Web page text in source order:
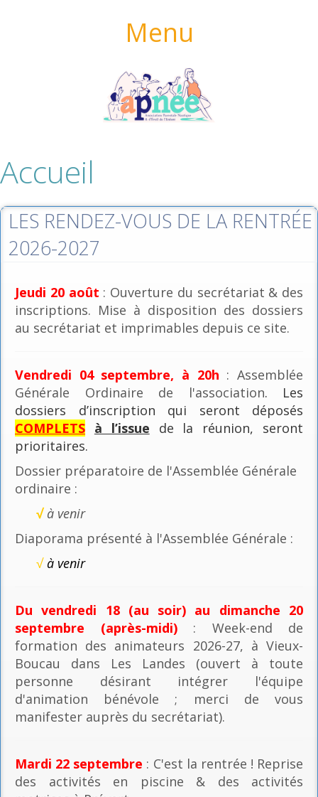
Menu
Accueil
LES RENDEZ-VOUS DE LA RENTRÉE
2026-2027
Jeudi 20 août : Ouverture du secrétariat & des
inscriptions. Mise à disposition des dossiers
au secrétariat et imprimables depuis ce site.
Vendredi 04 septembre, à 20h : Assemblée
Générale Ordinaire de l'association. Les
dossiers d’inscription qui seront déposés
COMPLETS à l’issue de la réunion, seront
prioritaires.
Dossier préparatoire de l'Assemblée Générale
ordinaire :
√ à venir
Diaporama présenté à l'Assemblée Générale :
√à venir
Du vendredi 18 (au soir) au dimanche 20
septembre (après-midi): Week-end de
formation des animateurs 2026-27, à Vieux-
Boucau dans Les Landes (ouvert à toute
personne désirant intégrer l'équipe
d'animation bénévole ; merci de vous
manifester auprès du secrétariat).
Mardi 22 septembre : C'est la rentrée ! Reprise
des activités en piscine & des activités